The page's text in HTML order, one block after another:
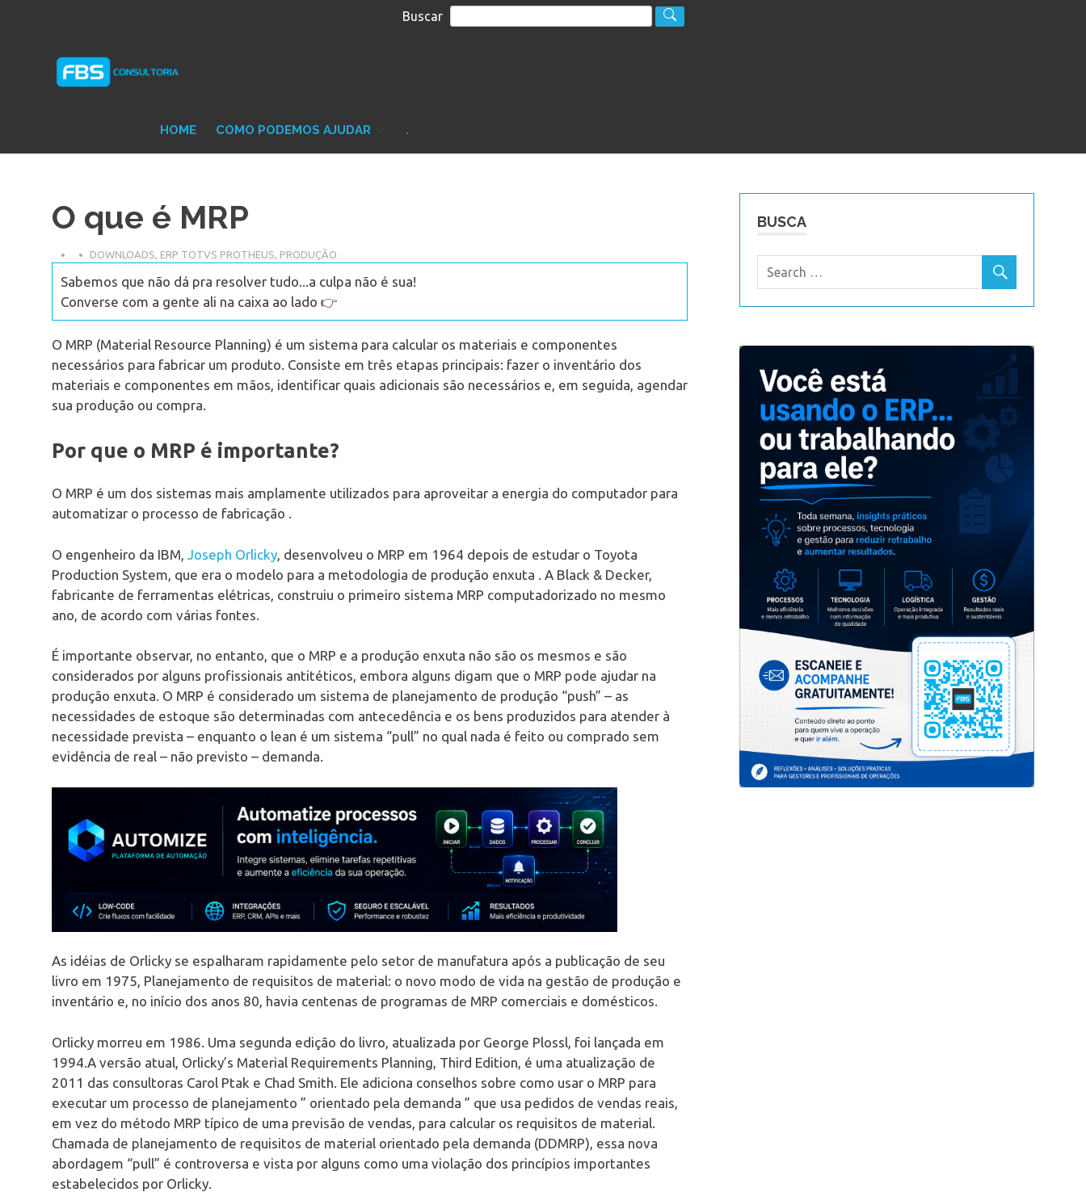
Buscar
Protheus
TOTVS
HOME COMO PODEMOS AJUDAR .
O que é MRP
DOWNLOADS ERP TOTVS PROTHEUS PRODUÇÃO
Sabemos que não dá pra resolver tudo...a culpa não é sua!
Converse com a gente ali na caixa ao lado 👉
O MRP (Material Resource Planning) é um sistema para calcular os materiais e componentes
necessários para fabricar um produto. Consiste em três etapas principais: fazer o inventário dos
materiais e componentes em mãos, identificar quais adicionais são necessários e, em seguida, agendar
sua produção ou compra.
Por que o MRP é importante?
O MRP é um dos sistemas mais amplamente utilizados para aproveitar a energia do computador para
automatizar o processo de fabricação .
O engenheiro da IBM, Joseph Orlicky , desenvolveu o MRP em 1964 depois de estudar o Toyota
Production System, que era o modelo para a metodologia de produção enxuta . A Black & Decker,
fabricante de ferramentas elétricas, construiu o primeiro sistema MRP computadorizado no mesmo
ano, de acordo com várias fontes.
É importante observar, no entanto, que o MRP e a produção enxuta não são os mesmos e são
considerados por alguns profissionais antitéticos, embora alguns digam que o MRP pode ajudar na
produção enxuta. O MRP é considerado um sistema de planejamento de produção “push” – as
necessidades de estoque são determinadas com antecedência e os bens produzidos para atender à
necessidade prevista – enquanto o lean é um sistema “pull” no qual nada é feito ou comprado sem
evidência de real – não previsto – demanda.
As idéias de Orlicky se espalharam rapidamente pelo setor de manufatura após a publicação de seu
livro em 1975, Planejamento de requisitos de material: o novo modo de vida na gestão de produção e
inventário e, no início dos anos 80, havia centenas de programas de MRP comerciais e domésticos.
Orlicky morreu em 1986. Uma segunda edição do livro, atualizada por George Plossl, foi lançada em
1994.A versão atual, Orlicky’s Material Requirements Planning, Third Edition, é uma atualização de
2011 das consultoras Carol Ptak e Chad Smith. Ele adiciona conselhos sobre como usar o MRP para
executar um processo de planejamento ” orientado pela demanda ” que usa pedidos de vendas reais,
em vez do método MRP típico de uma previsão de vendas, para calcular os requisitos de material.
Chamada de planejamento de requisitos de material orientado pela demanda (DDMRP), essa nova
abordagem “pull” é controversa e vista por alguns como uma violação dos princípios importantes
estabelecidos por Orlicky.
BUSCA